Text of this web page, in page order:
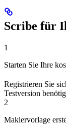
Scribe für
1
Starten Sie Ihre
Registrieren Sie
Testversion
2
Maklervorlage